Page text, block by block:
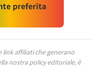
preferita
affiliati che generano
nostra policy editoriale, è